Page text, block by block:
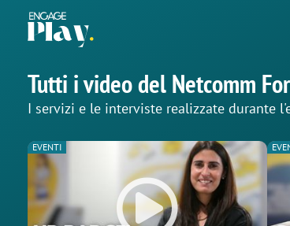
Tutti i video del Netcomm
I servizi e le interviste realizzate durante
EVENTI